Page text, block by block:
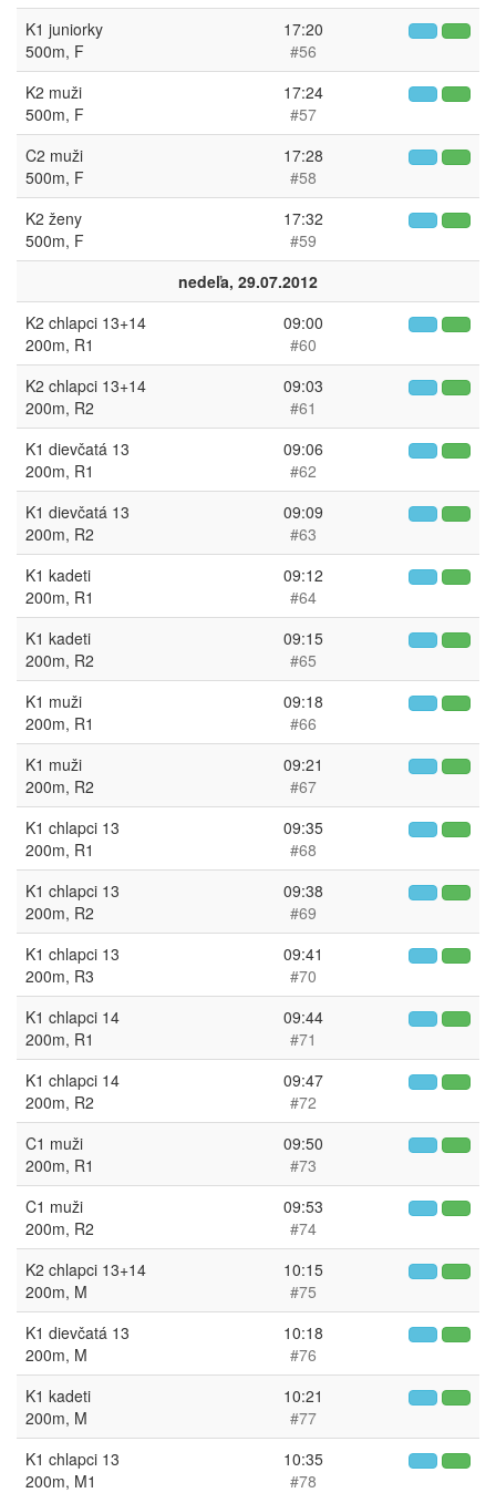
K1 juniorky
500m, F
17:20
#56
K2 muži
500m, F
17:24
#57
C2 muži
500m, F
17:28
#58
K2 ženy
500m, F
17:32
#59
nedeľa, 29.07.2012
K2 chlapci 13+14
200m, R1
09:00
#60
K2 chlapci 13+14
200m, R2
09:03
#61
K1 dievčatá 13
200m, R1
09:06
#62
K1 dievčatá 13
200m, R2
09:09
#63
K1 kadeti
200m, R1
09:12
#64
K1 kadeti
200m, R2
09:15
#65
K1 muži
200m, R1
09:18
#66
K1 muži
200m, R2
09:21
#67
K1 chlapci 13
200m, R1
09:35
#68
K1 chlapci 13
200m, R2
09:38
#69
K1 chlapci 13
200m, R3
09:41
#70
K1 chlapci 14
200m, R1
09:44
#71
K1 chlapci 14
200m, R2
09:47
#72
C1 muži
200m, R1
09:50
#73
C1 muži
200m, R2
09:53
#74
K2 chlapci 13+14
200m, M
10:15
#75
K1 dievčatá 13
200m, M
10:18
#76
K1 kadeti
200m, M
10:21
#77
K1 chlapci 13
200m, M1
10:35
#78